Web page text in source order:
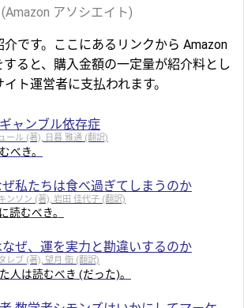
(Amazon アソシエイト)
です。ここにあるリンクから Amazon
すると、購入金額の一定量が紹介料とし
ト運営者に支払われます。
ャンブル依存症
ール (著), 日暮 雅通 (翻訳)
べき。
私たちは食べ過ぎてしまうのか
ンソン (著), 岩田 佳代子 (翻訳)
読むべき。
ぜ、運を実力と勘違いするのか
レブ (著), 望月 衛 (翻訳)
人は読むべき (だった)。